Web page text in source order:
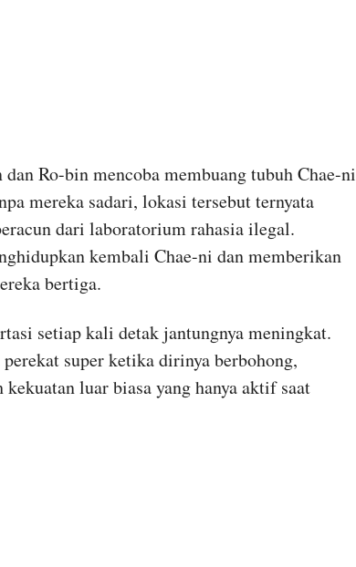
Ro-bin mencoba membuang tubuh Chae-ni
mereka sadari, lokasi tersebut ternyata
dari laboratorium rahasia ilegal.
kembali Chae-ni dan memberikan
bertiga.
setiap kali detak jantungnya meningkat.
super ketika dirinya berbohong,
luar biasa yang hanya aktif saat